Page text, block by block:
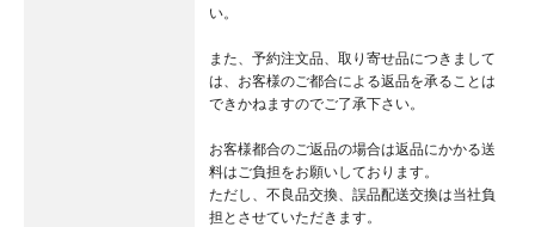
い。
また、予約注文品、取り寄せ品につきまして
は、お客様のご都合による返品を承ることは
できかねますのでご了承下さい。
お客様都合のご返品の場合は返品にかかる送
料はご負担をお願いしております。
ただし、不良品交換、誤品配送交換は当社負
担とさせていただきます。